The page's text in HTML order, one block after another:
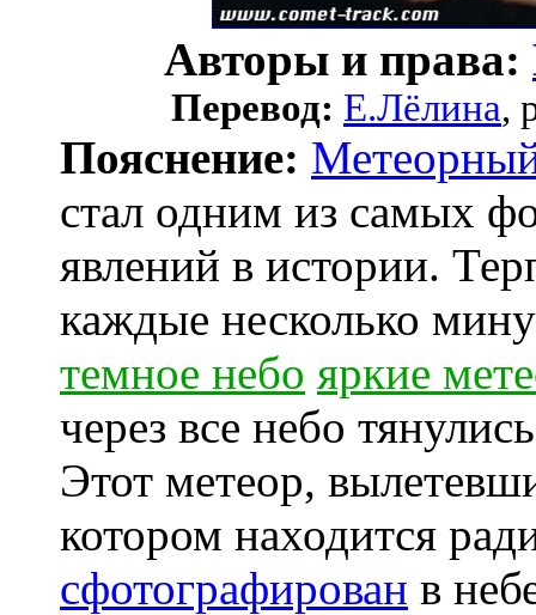
Авторы и права:
Перевод: Е.Лёлина,
Пояснение:
стал одним из самых
явлений в истории.
каждые несколько
темное небо яркие
через все небо
Этот метеор,
котором находится
сфотографирован в